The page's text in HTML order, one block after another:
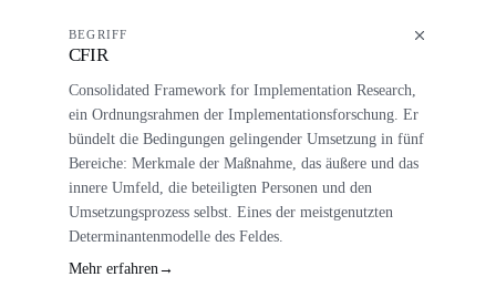
BEGRIFF
CFIR
Consolidated Framework for Implementation Research,
ein Ordnungsrahmen der Implementationsforschung. Er
bündelt die Bedingungen gelingender Umsetzung in fünf
Bereiche: Merkmale der Maßnahme, das äußere und das
innere Umfeld, die beteiligten Personen und den
Umsetzungsprozess selbst. Eines der meistgenutzten
Determinantenmodelle des Feldes.
Mehr erfahren →